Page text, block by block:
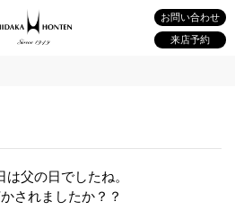
お問い合わせ
来店予約
は父の日でしたね。
されましたか？？